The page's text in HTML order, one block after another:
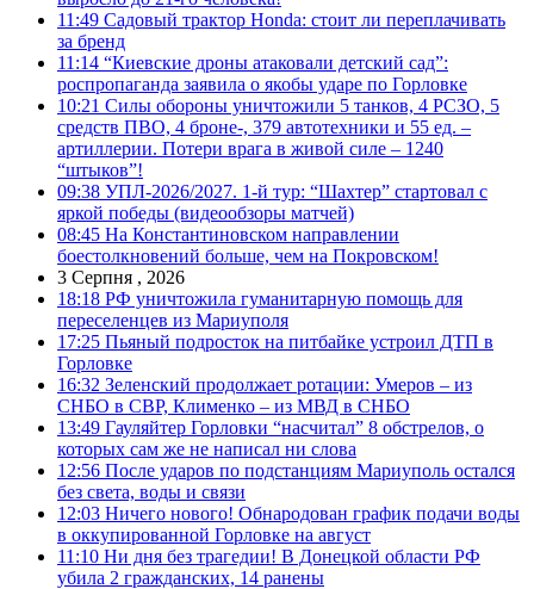
11:49 Садовый трактор Honda: стоит ли переплачивать
за бренд
11:14 “Киевские дроны атаковали детский сад”:
роспропаганда заявила о якобы ударе по Горловке
10:21 Силы обороны уничтожили 5 танков, 4 РСЗО, 5
средств ПВО, 4 броне-, 379 автотехники и 55 ед. –
артиллерии. Потери врага в живой силе – 1240
“штыков”!
09:38 УПЛ-2026/2027. 1-й тур: “Шахтер” стартовал с
яркой победы (видеообзоры матчей)
08:45 На Константиновском направлении
боестолкновений больше, чем на Покровском!
3 Серпня , 2026
18:18 РФ уничтожила гуманитарную помощь для
переселенцев из Мариуполя
17:25 Пьяный подросток на питбайке устроил ДТП в
Горловке
16:32 Зеленский продолжает ротации: Умеров – из
СНБО в СВР, Клименко – из МВД в СНБО
13:49 Гауляйтер Горловки “насчитал” 8 обстрелов, о
которых сам же не написал ни слова
12:56 После ударов по подстанциям Мариуполь остался
без света, воды и связи
12:03 Ничего нового! Обнародован график подачи воды
в оккупированной Горловке на август
11:10 Ни дня без трагедии! В Донецкой области РФ
убила 2 гражданских, 14 ранены